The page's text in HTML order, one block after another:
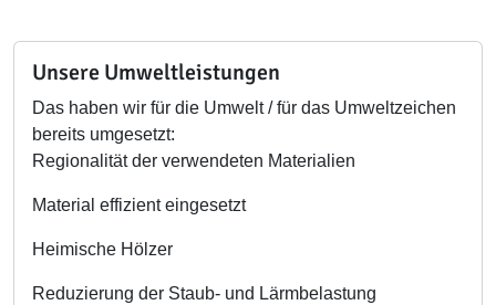
Unsere Umweltleistungen
Das haben wir für die Umwelt / für das Umweltzeichen
bereits umgesetzt:
Regionalität der verwendeten Materialien
Material effizient eingesetzt
Heimische Hölzer
Reduzierung der Staub- und Lärmbelastung